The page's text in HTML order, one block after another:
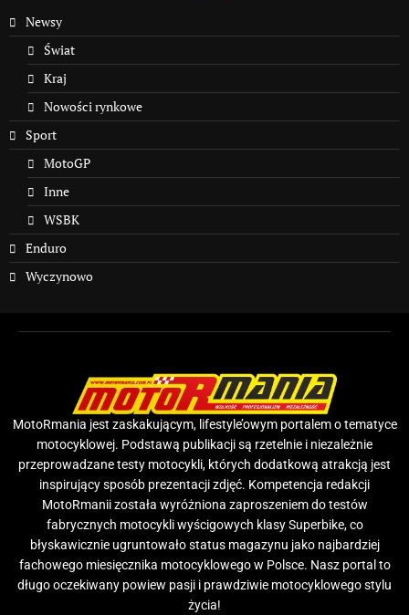
Newsy
Świat
Kraj
Nowości rynkowe
Sport
MotoGP
Inne
WSBK
Enduro
Wyczynowo
MotoRmania jest zaskakującym, lifestyle’owym portalem o tematyce
motocyklowej. Podstawą publikacji są rzetelnie i niezależnie
przeprowadzane testy motocykli, których dodatkową atrakcją jest
inspirujący sposób prezentacji zdjęć. Kompetencja redakcji
MotoRmanii została wyróżniona zaproszeniem do testów
fabrycznych motocykli wyścigowych klasy Superbike, co
błyskawicznie ugruntowało status magazynu jako najbardziej
fachowego miesięcznika motocyklowego w Polsce. Nasz portal to
długo oczekiwany powiew pasji i prawdziwie motocyklowego stylu
życia!